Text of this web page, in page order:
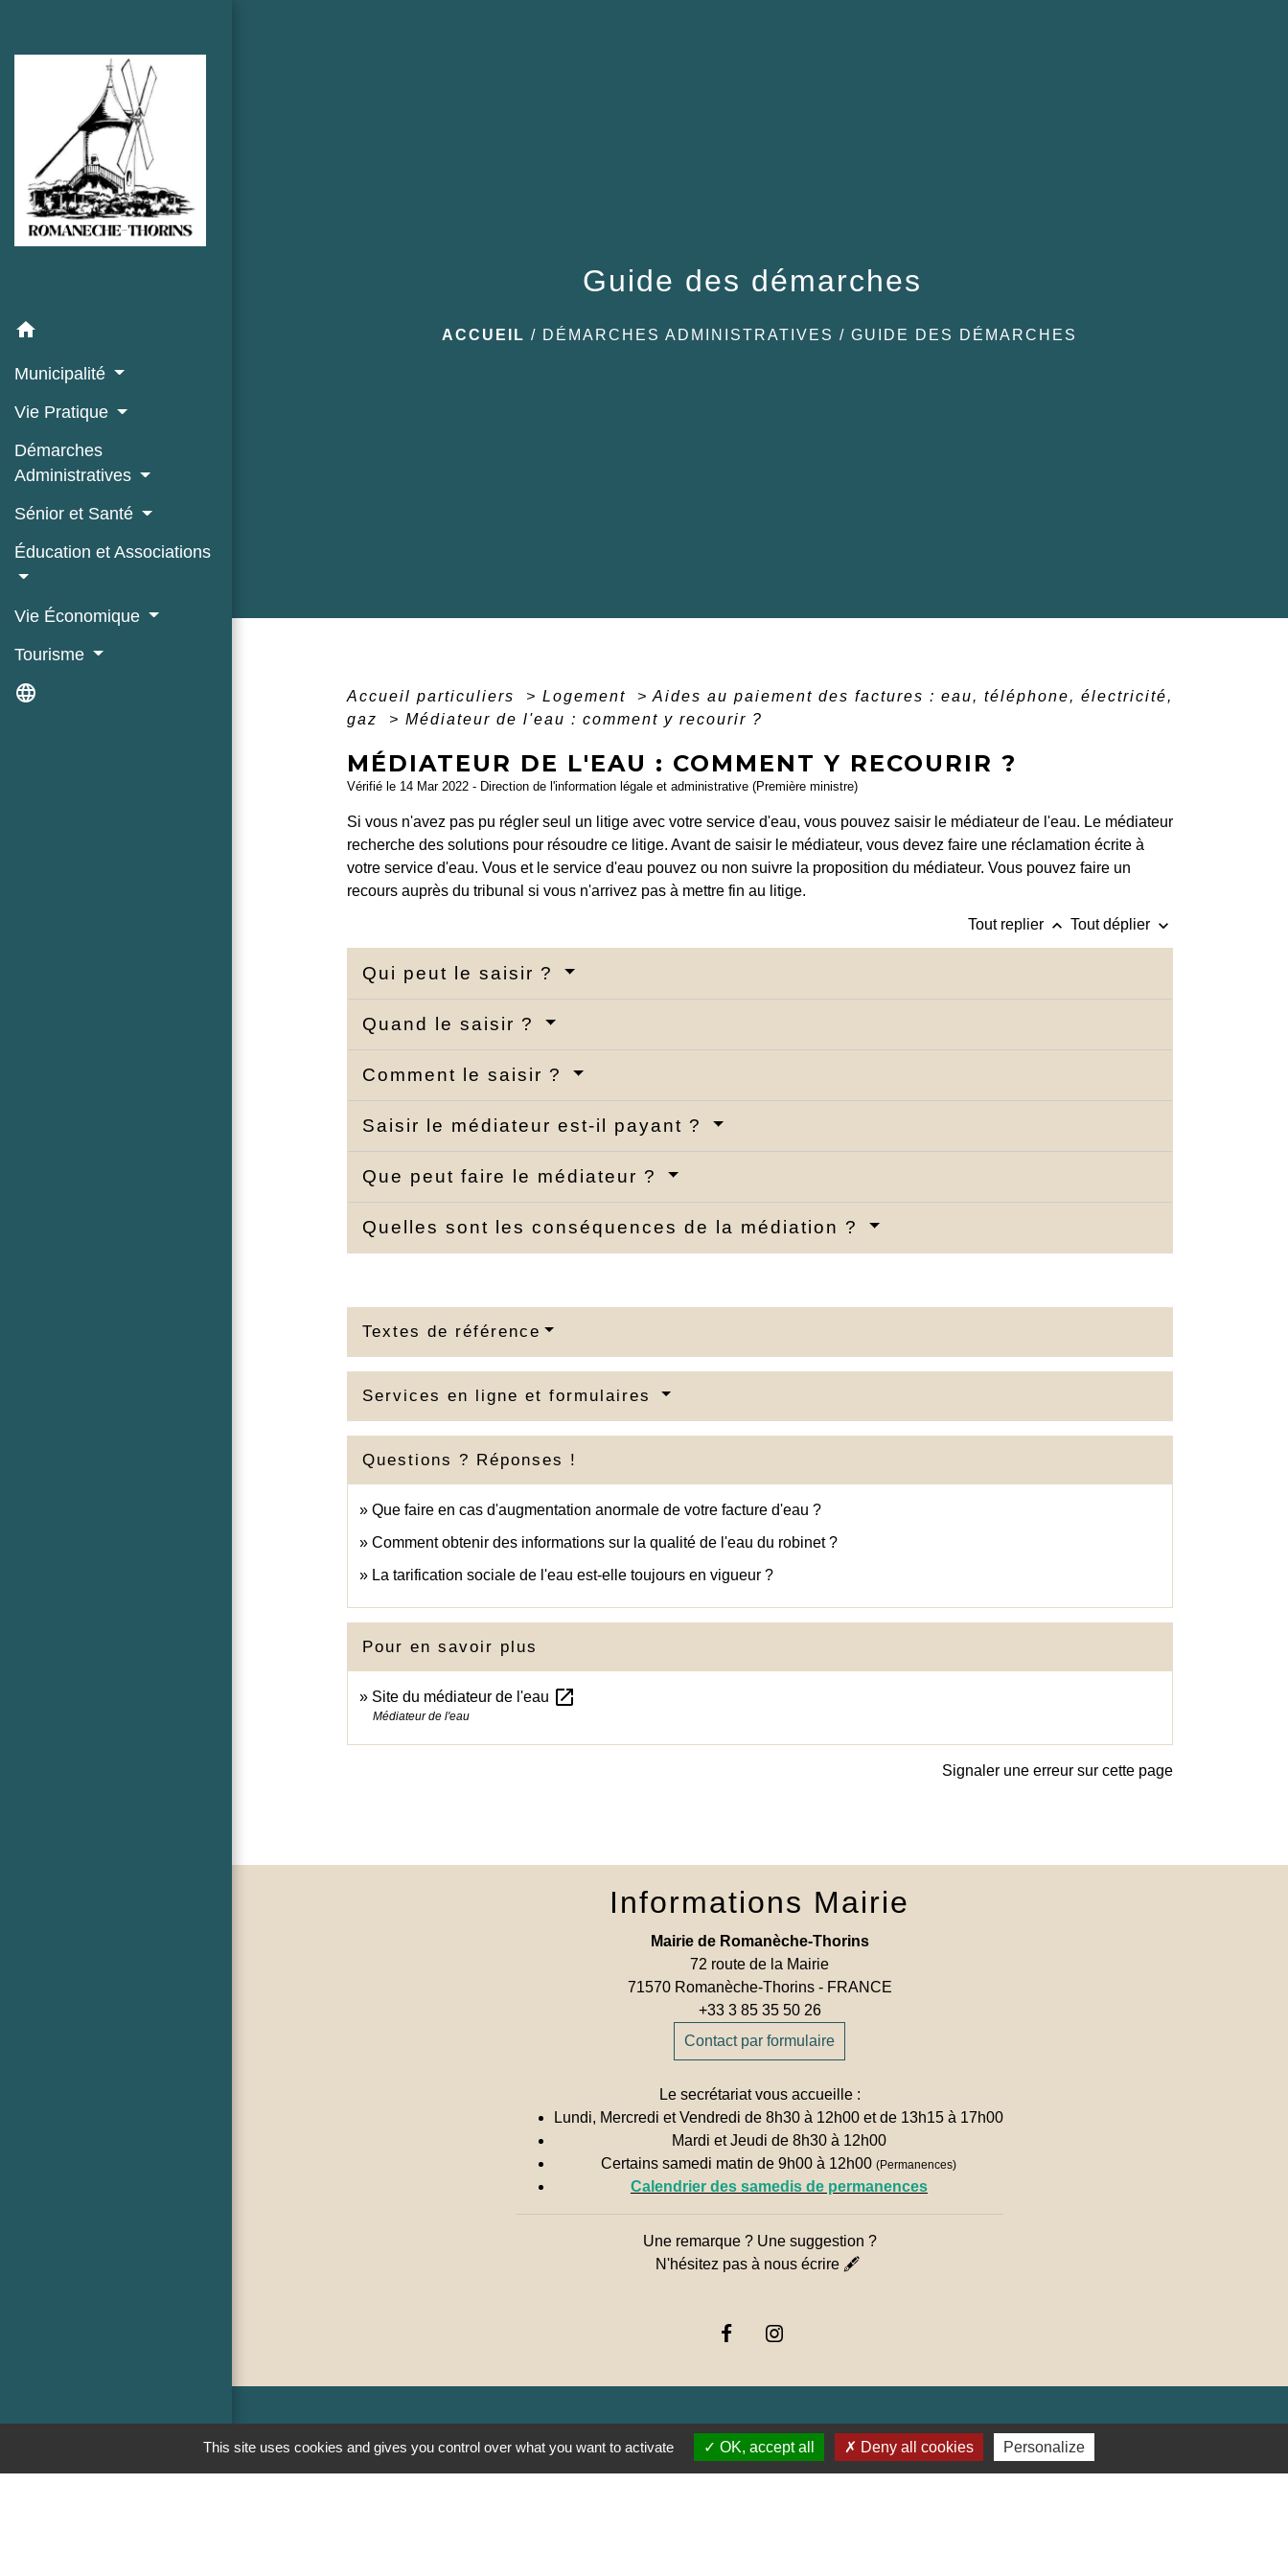
home
Municipalité
Vie Pratique
Démarches
Administratives
Sénior et Santé
Éducation et Associations
Vie Économique
Tourisme
language
Guide des démarches
ACCUEIL / DÉMARCHES ADMINISTRATIVES /GUIDE DES DÉMARCHES
Accueil particuliers > Logement > Aides au paiement des factures : eau, téléphone, électricité,
gaz
> Médiateur de l'eau : comment y recourir ?
MÉDIATEUR DE L'EAU : COMMENT Y RECOURIR ?
Vérifié le 14 Mar 2022 - Direction de l'information légale et administrative (Première ministre)
Si vous n'avez pas pu régler seul un litige avec votre service d'eau, vous pouvez saisir le médiateur de l'eau. Le médiateur
recherche des solutions pour résoudre ce litige. Avant de saisir le médiateur, vous devez faire une réclamation écrite à
votre service d'eau. Vous et le service d'eau pouvez ou non suivre la proposition du médiateur. Vous pouvez faire un
recours auprès du tribunal si vous n'arrivez pas à mettre fin au litige.
Tout replier keyboard_arrow_up Tout déplier keyboard_arrow_down
Qui peut le saisir ?
Quand le saisir ?
Comment le saisir ?
Saisir le médiateur est-il payant ?
Que peut faire le médiateur ?
Quelles sont les conséquences de la médiation ?
Textes de référence
Services en ligne et formulaires
Questions ? Réponses !
Que faire en cas d'augmentation anormale de votre facture d'eau ?
Comment obtenir des informations sur la qualité de l'eau du robinet ?
La tarification sociale de l'eau est-elle toujours en vigueur ?
Pour en savoir plus
Site du médiateur de l'eau open_in_new
Médiateur de l'eau
Signaler une erreur sur cette page
Informations Mairie
Mairie de Romanèche-Thorins
72 route de la Mairie
71570 Romanèche-Thorins - FRANCE
+33 3 85 35 50 26
Contact par formulaire
Le secrétariat vous accueille :
Lundi, Mercredi et Vendredi de 8h30 à 12h00 et de 13h15 à 17h00
Mardi et Jeudi de 8h30 à 12h00
Certains samedi matin de 9h00 à 12h00(Permanences)
Calendrier des samedis de permanences
Une remarque ? Une suggestion ?
N'hésitez pas à nous écrire 🖋
Liens Jumelages
This site uses cookies and gives you control over what you want to activate OK, accept all Deny all cookies Personalize